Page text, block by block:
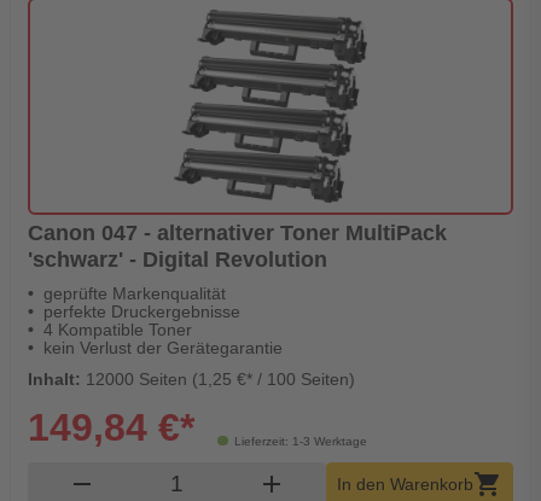
Canon 047 - alternativer Toner MultiPack
'schwarz' - Digital Revolution
geprüfte Markenqualität
perfekte Druckergebnisse
4 Kompatible Toner
kein Verlust der Gerätegarantie
Inhalt: 12000 Seiten (1,25 €* / 100 Seiten)
Lieferzeit: 1-3 Werktage
149,84 €*
remove Produkt Warenkorb Menge
add In den Warenkorb shopping_cart